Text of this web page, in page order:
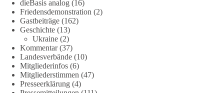
Bestatter.
Wie siehst du das?
🤝 Jetzt Politik für die Menschen mitgestalten:
https://diebasis.de/mitgliedschaft/
#dieBasis #energiewende #strompreise
dieBasis analog (16)
Friedensdemonstration (2)
Gastbeiträge (162)
Geschichte (13)
Ukraine (2)
Kommentar(37)
Landesverbände (10)
Mitgliederinfos (6)
Mitgliederstimmen (47)
Presseerklärung (4)